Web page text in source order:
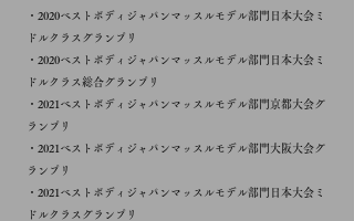
・2020ベストボディジャパンマッスルモデル部門日本大会ミ
ドルクラス​グランプリ
・2020ベストボディジャパンマッスルモデル部門日本大会ミ
ドルクラス総合​グランプリ
​・2021べストボディジャパンマッスルモデル部門京都大会グ
ランプリ
・2021べストボディジャパンマッスルモデル部門大阪大会グ
ランプリ
・2021ベストボディジャパンマッスルモデル部門日本大会ミ
ドルクラス​グランプリ